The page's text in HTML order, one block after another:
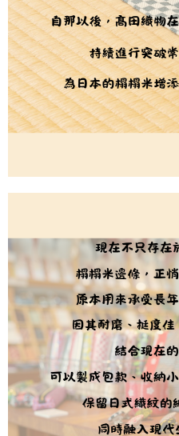
４．使用「AFTEE先享後付」時，將
時審查核予不同之上限額度；若仍
請求用戶進行身份認證。
５．嚴禁一人註冊多個帳號或使用他
恩沛科技股份有限公司將有權停止該